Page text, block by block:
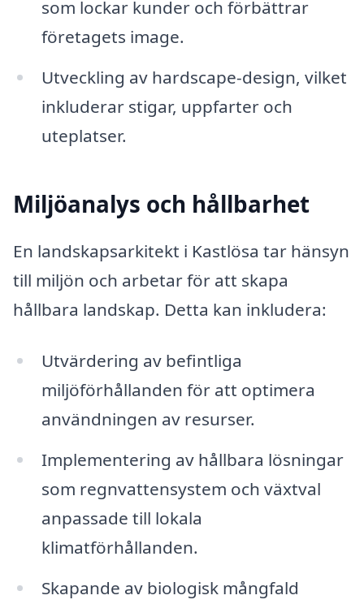
som lockar kunder och förbättrar
företagets image.
Utveckling av hardscape-design, vilket
inkluderar stigar, uppfarter och
uteplatser.
Miljöanalys och hållbarhet
En landskapsarkitekt i Kastlösa tar hänsyn
till miljön och arbetar för att skapa
hållbara landskap. Detta kan inkludera:
Utvärdering av befintliga
miljöförhållanden för att optimera
användningen av resurser.
Implementering av hållbara lösningar
som regnvattensystem och växtval
anpassade till lokala
klimatförhållanden.
Skapande av biologisk mångfald